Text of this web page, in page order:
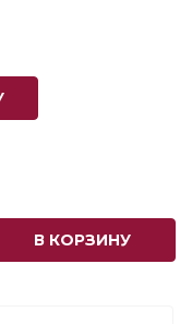
В КОРЗИНУ